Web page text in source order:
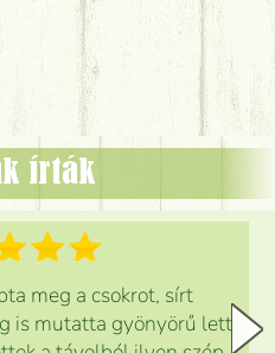
írták
meg a csokrot, sírt
is mutatta gyönyörű lett.